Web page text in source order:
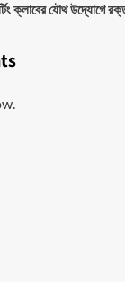
ক্লাবের যৌথ উদ্যোগে